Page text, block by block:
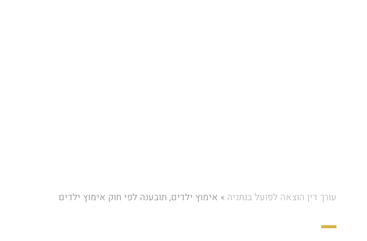
עורך דין הוצאה לפועל בנתניה » אימוץ ילדים, תובענה לפי חוק אימוץ ילדים